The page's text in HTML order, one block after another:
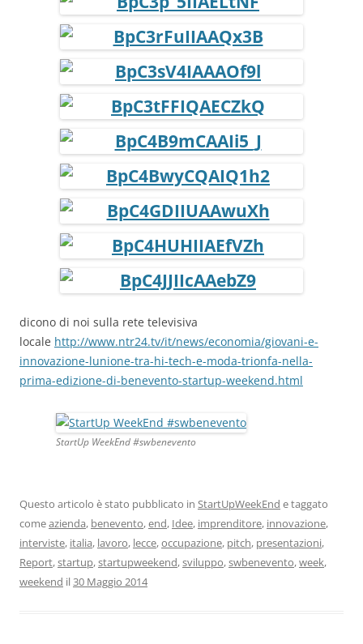
dicono di noi sulla rete televisiva
locale http://www.ntr24.tv/it/news/economia/giovani-e-
innovazione-lunione-tra-hi-tech-e-moda-trionfa-nella-
prima-edizione-di-benevento-startup-weekend.html
StartUp WeekEnd #swbenevento
Questo articolo è stato pubblicato in StartUpWeekEnd e taggato
comeazienda, benevento,end, Idee, imprenditore, innovazione,
interviste, italia, lavoro, lecce,occupazione, pitch, presentazioni,
Report,startup,startupweekend,sviluppo,swbenevento,week,
weekend il30 Maggio 2014